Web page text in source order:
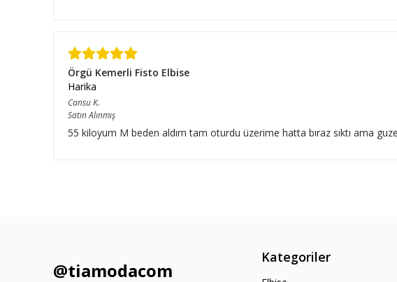
Örgü Kemerli Fisto Elbise
Harika
CansuK.
Satın Alınmış
55 kiloyum M beden aldım tam oturdu üzerime hatta bıraz sıktı ama
Kategoriler
@tiamodacom